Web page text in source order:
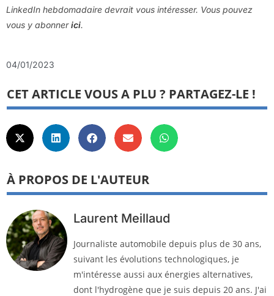
LinkedIn hebdomadaire devrait vous intéresser. Vous pouvez
vous y abonnerici.
04/01/2023
CET ARTICLE VOUS A PLU ? PARTAGEZ-LE !
À PROPOS DE L'AUTEUR
Laurent Meillaud
Journaliste automobile depuis plus de 30 ans,
suivant les évolutions technologiques, je
m'intéresse aussi aux énergies alternatives,
dont l'hydrogène que je suis depuis 20 ans. J'ai